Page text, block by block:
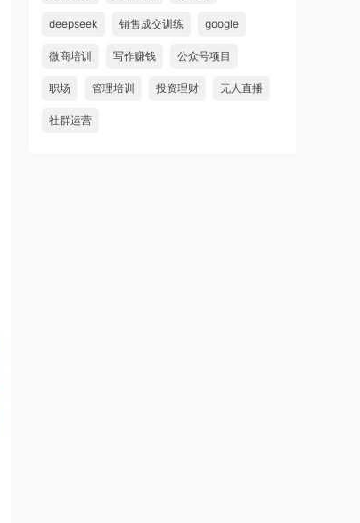
deepseek 销售成交训练 google
微商培训 写作赚钱 公众号项目
职场 管理培训 投资理财 无人直播
社群运营